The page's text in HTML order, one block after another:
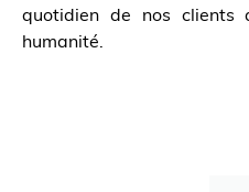
quotidien de nos clients
humanité.